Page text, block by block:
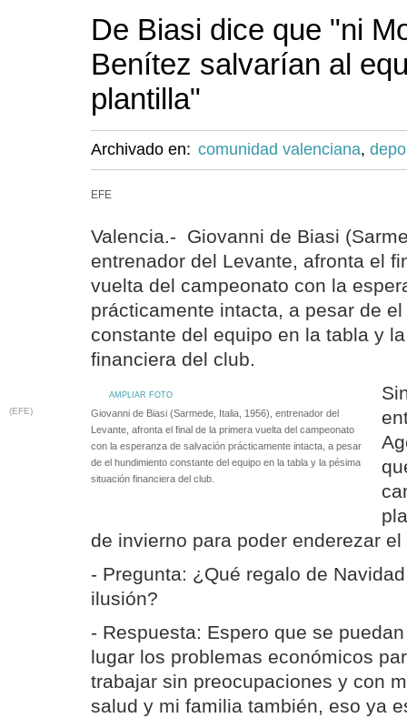
De Biasi dice que "ni
Benítez salvarían al
plantilla"
Archivado en: comunidad valenciana,
EFE
Valencia.- Giovanni de Biasi
entrenador del Levante, afronta el
vuelta del campeonato con la
prácticamente intacta, a pesar de
constante del equipo en la tabla y
financiera del club.
AMPLIAR FOTO
(EFE)
Giovanni de Biasi (Sarmede, Italia, 1956), entrenador del
Levante, afronta el final de la primera vuelta del campeonato
con la esperanza de salvación prácticamente intacta, a pesar
de el hundimiento constante del equipo en la tabla y la pésima
situación financiera del club.
de invierno para poder enderezar el
- Pregunta: ¿Qué regalo de
ilusión?
- Respuesta: Espero que se
lugar los problemas económicos
trabajar sin preocupaciones y con
salud y mi familia también, eso ya